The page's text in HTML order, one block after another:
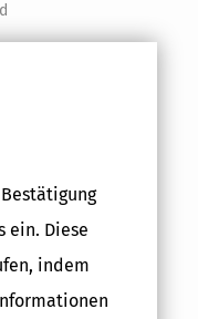
ein. Diese
indem